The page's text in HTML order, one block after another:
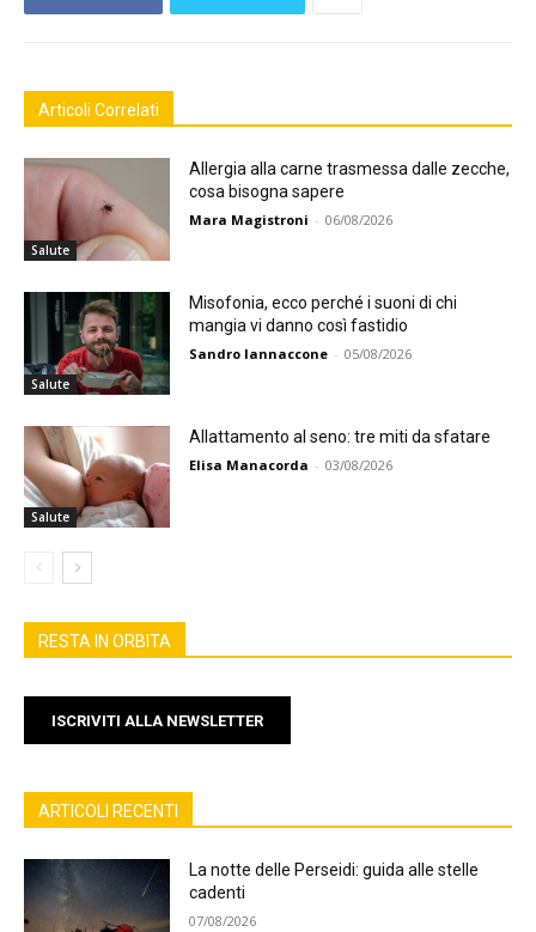
Articoli Correlati
Salute
Allergia alla carne trasmessa dalle zecche,
cosa bisogna sapere
Mara Magistroni - 06/08/2026
Salute
Misofonia, ecco perché i suoni di chi
mangia vi danno così fastidio
Sandro Iannaccone - 05/08/2026
Salute
Allattamento al seno: tre miti da sfatare
Elisa Manacorda - 03/08/2026
RESTA IN ORBITA
ISCRIVITI ALLA NEWSLETTER
ARTICOLI RECENTI
La notte delle Perseidi: guida alle stelle
cadenti
07/08/2026